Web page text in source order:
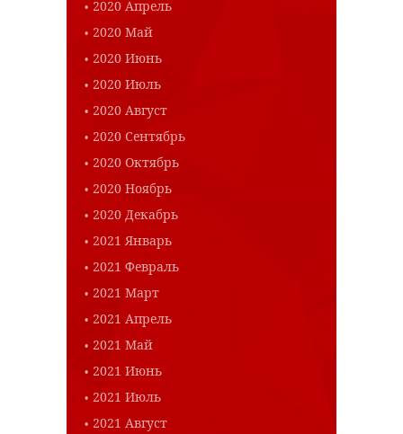
2020 Апрель
2020 Май
2020 Июнь
2020 Июль
2020 Август
2020 Сентябрь
2020 Октябрь
2020 Ноябрь
2020 Декабрь
2021 Январь
2021 Февраль
2021 Март
2021 Апрель
2021 Май
2021 Июнь
2021 Июль
2021 Август